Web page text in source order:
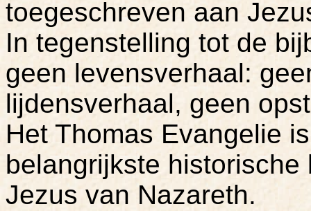
toegeschreven aan
In tegenstelling tot de
geen levensverhaal:
lijdensverhaal, geen
Het Thomas Evangelie
belangrijkste
Jezus van Nazareth.